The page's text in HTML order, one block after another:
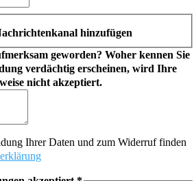
hinzufügen
geworden? Woher kennen Sie
verdächtig erscheinen, wird Ihre
nicht akzeptiert.
Ihrer Daten und zum Widerruf finden